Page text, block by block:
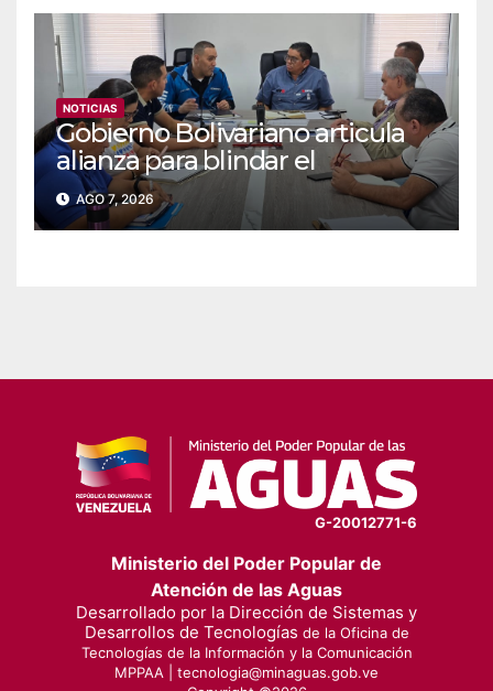
NOTICIAS
Gobierno Bolivariano articula
alianza para blindar el
suministro de agua y
electricidad en Falcón
AGO 7, 2026
G-20012771-6
Ministerio del Poder Popular de
Atención de las Aguas
Desarrollado por la Dirección de Sistemas y
Desarrollos de Tecnologías de la Oficina de
Tecnologías de la Información y la Comunicación
MPPAA | tecnologia@minaguas.gob.ve